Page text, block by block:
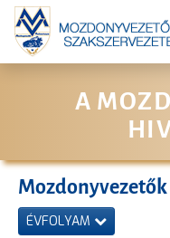
A
ÉVFOLYAM